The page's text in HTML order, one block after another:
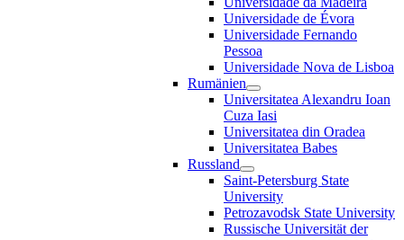
Universidade de Évora
Universidade Fernando
Pessoa
Universidade Nova de Lisboa
Rumänien
Universitatea Alexandru Ioan
Cuza Iasi
Universitatea din Oradea
Universitatea Babes
Russland
Saint-Petersburg State
University
Petrozavodsk State University
Russische Universität der